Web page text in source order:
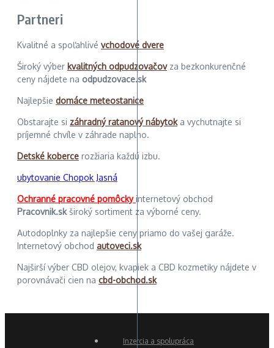
Partneri
Kvalitné a spoľahlivé vchodové dvere
Široký výber kvalitných odpudzovačovza bezkonkurenčné
ceny nájdete na odpudzovace.sk
Najlepšie domáce meteostanice
Obstarajte si záhradný ratanový nábytoka vychutnajte si
príjemné chvíle v záhrade naplno.
Detské koberce rozžiaria každú izbu.
ubytovanie Chopok Jasná
Ochranné pracovné pomôckyinternetový obchod
Pracovnik.skširoký sortiment za výborné ceny.
Autodoplnky za najlepšie ceny priamo do vašej garáže.
Internetový obchod autoveci.sk
Najširší výber CBD olejov, kvapiek a CBD kozmetiky nájdete v
porovnávači cien na cbd-obchod.sk
Inzercia a spolupráca